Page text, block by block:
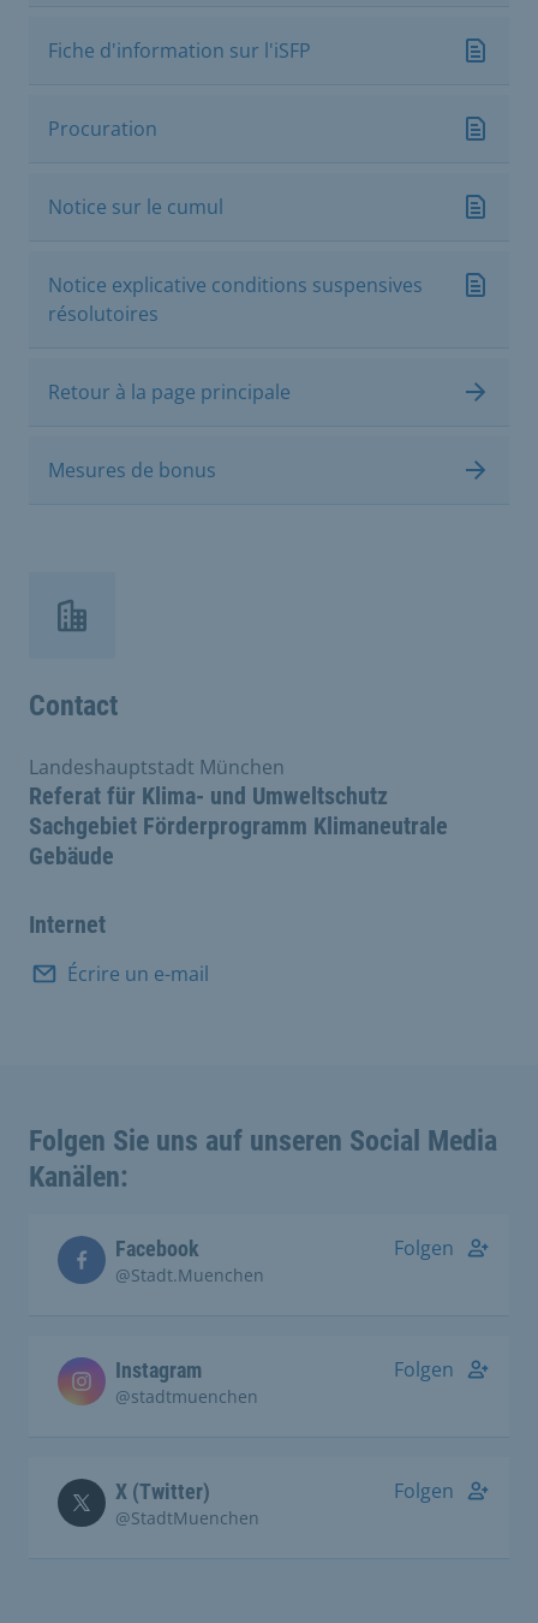
Fiche d'information sur l'iSFP
Procuration
Notice sur le cumul
Notice explicative conditions suspensives
résolutoires
Retour à la page principale
Mesures de bonus
Contact
Referat für Klima- und Umweltschutz
Sachgebiet Förderprogramm Klimaneutrale
Gebäude
Landeshauptstadt München
Internet
Écrire un e-mail
Folgen Sie uns auf unseren Social Media
Kanälen:
Facebook
@Stadt.Muenchen
Folgen
Instagram
@stadtmuenchen
Folgen
X (Twitter)
@StadtMuenchen
Folgen